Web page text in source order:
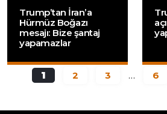
Trump’tan İran’a
Hürmüz Boğazı
mesajı: Bize şantaj
yapamazlar
1 2 3 … 6